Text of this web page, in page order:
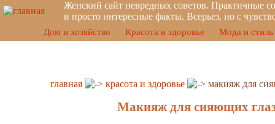
Женский сайт невредных советов. Практичные
и просто интересные факты. Всерьез, но с
Дом и хозяйство Красота и здоровье Мода и стиль
главная красота и здоровье макияж для
Макияж для сияющих